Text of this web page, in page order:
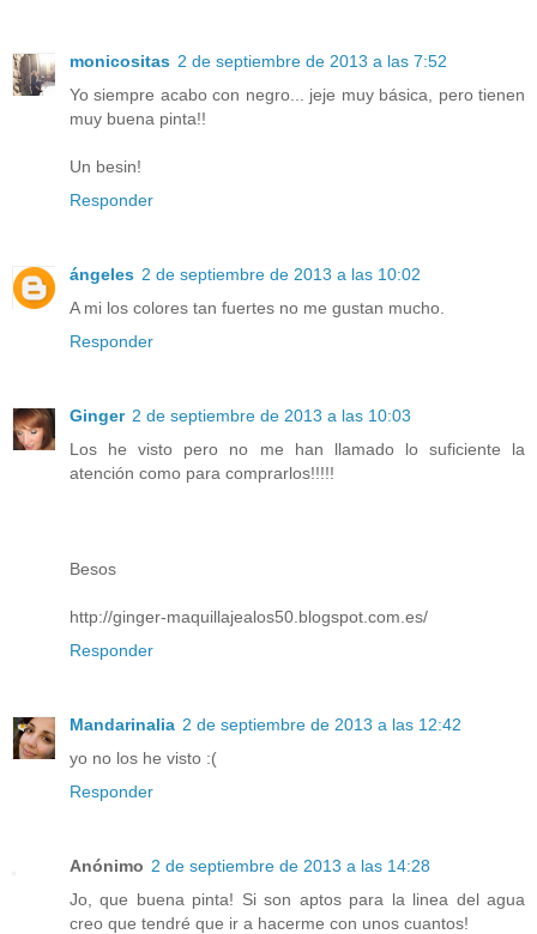
monicositas 2 de septiembre de 2013 a las 7:52
Yo siempre acabo con negro... jeje muy básica, pero tienen
muy buena pinta!!
Un besin!
Responder
ángeles 2 de septiembre de 2013 a las 10:02
A mi los colores tan fuertes no me gustan mucho.
Responder
Ginger 2 de septiembre de 2013 a las 10:03
Los he visto pero no me han llamado lo suficiente la
atención como para comprarlos!!!!!
Besos
http://ginger-maquillajealos50.blogspot.com.es/
Responder
Mandarinalia 2 de septiembre de 2013 a las 12:42
yo no los he visto :(
Responder
Anónimo 2 de septiembre de 2013 a las 14:28
Jo, que buena pinta! Si son aptos para la linea del agua
creo que tendré que ir a hacerme con unos cuantos!